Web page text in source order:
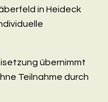
in Heideck
übernimmt
Teilnahme durch